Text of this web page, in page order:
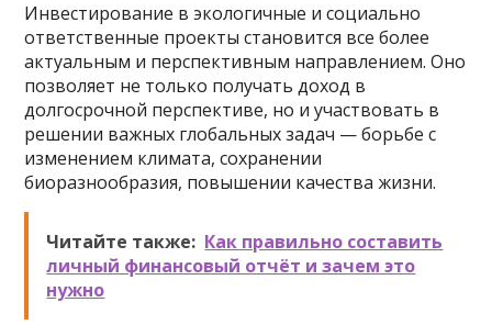
Инвестирование в экологичные и социально
ответственные проекты становится все более
актуальным и перспективным направлением. Оно
позволяет не только получать доход в
долгосрочной перспективе, но и участвовать в
решении важных глобальных задач — борьбе с
изменением климата, сохранении
биоразнообразия, повышении качества жизни.
Читайте также: Как правильно составить
личный финансовый отчёт и зачем это
нужно